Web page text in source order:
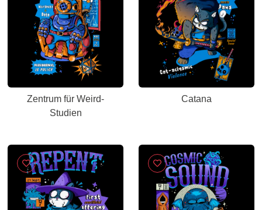
Zentrum für Weird-
Studien
Catana